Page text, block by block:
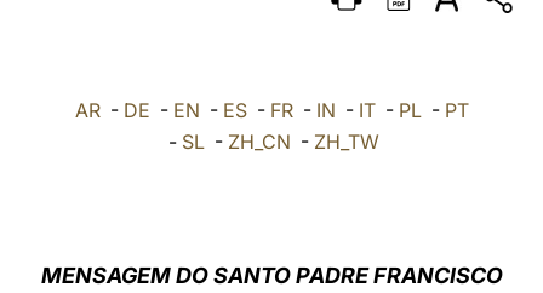
中文
AR- DE - EN - ES- FR- IN - IT- PL- PT
- SL - ZH_CN - ZH_TW
MENSAGEM DO SANTO PADRE FRANCISCO